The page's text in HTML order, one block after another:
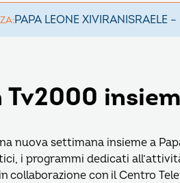
PAPA LEONE XIVIRANISRAELE
Tv2000
nuova settimana insieme a
i programmi dedicati
collaborazione con il Centro